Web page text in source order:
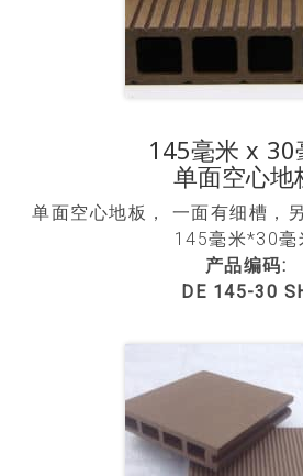
145毫米 x 30
单面空心地
单面空心地板， 一面有细槽，
145毫米*30毫
产品编码:
DE 145-30